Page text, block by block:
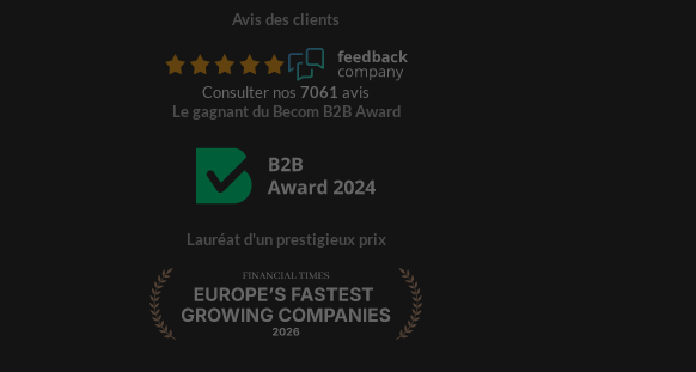
Avis des clients
Consulter nos 7061 avis
Le gagnant du Becom B2B Award
Lauréat d'un prestigieux prix